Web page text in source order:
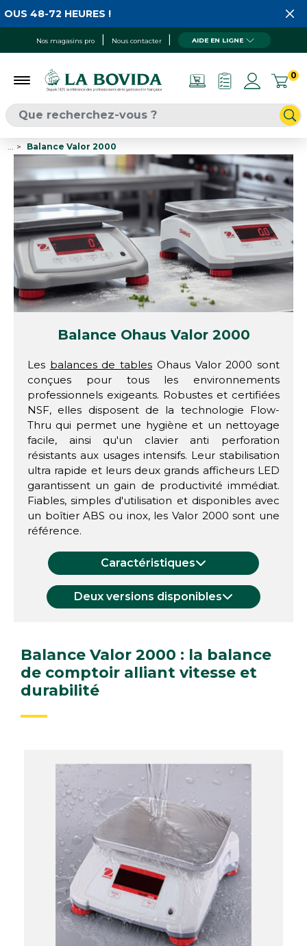
Nos magasins pro Nous contacter AIDE EN LIGNE
0
48-72 HEURES !
Balance Valor 2000
Balance Ohaus Valor 2000
Les balances de tables Ohaus Valor 2000 sont
conçues pour tous les environnements
professionnels exigeants. Robustes et certifiées
NSF, elles disposent de la technologie Flow-
Thru qui permet une hygiène et un nettoyage
facile, ainsi qu'un clavier anti perforation
résistants aux usages intensifs. Leur stabilisation
ultra rapide et leurs deux grands afficheurs LED
garantissent un gain de productivité immédiat.
Fiables, simples d'utilisation et disponibles avec
un boîtier ABS ou inox, les Valor 2000 sont une
référence.
Caractéristiques
Deux versions disponibles
Balance Valor 2000 : la balance
de comptoir alliant vitesse et
durabilité